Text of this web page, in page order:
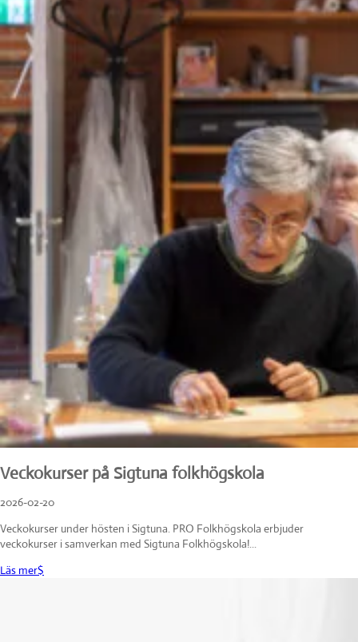
Veckokurser på Sigtuna folkhögskola
2026-02-20
Veckokurser under hösten i Sigtuna. PRO Folkhögskola erbjuder
veckokurser i samverkan med Sigtuna Folkhögskola!...
Läs mer$